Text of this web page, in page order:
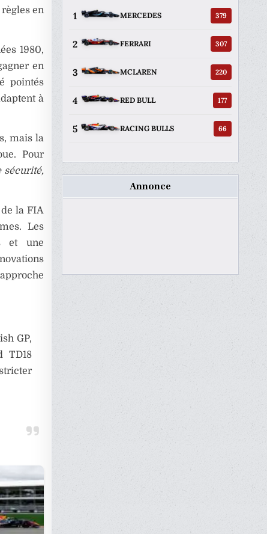
en
1980,
en
pointés
à
mais la
Pour
sécurité,
la FIA
Les
et une
GP,
TD18
1 MERCEDES 379
2 FERRARI 307
3 MCLAREN 220
4 RED BULL 177
5 RACING BULLS 66
Annonce